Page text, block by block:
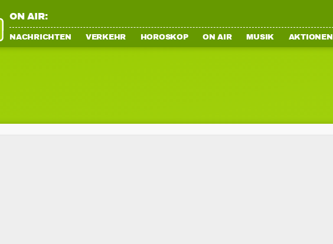
ON AIR:
NACHRICHTEN VERKEHR HOROSKOP ON AIR MUSIK AKTIONEN